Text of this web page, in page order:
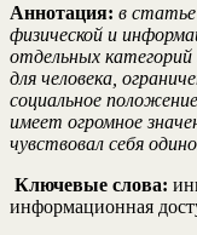
Аннотация: в
физической и
отдельных
для человека,
социальное
имеет огромное
чувствовал себя
Ключевые слова:
информационная